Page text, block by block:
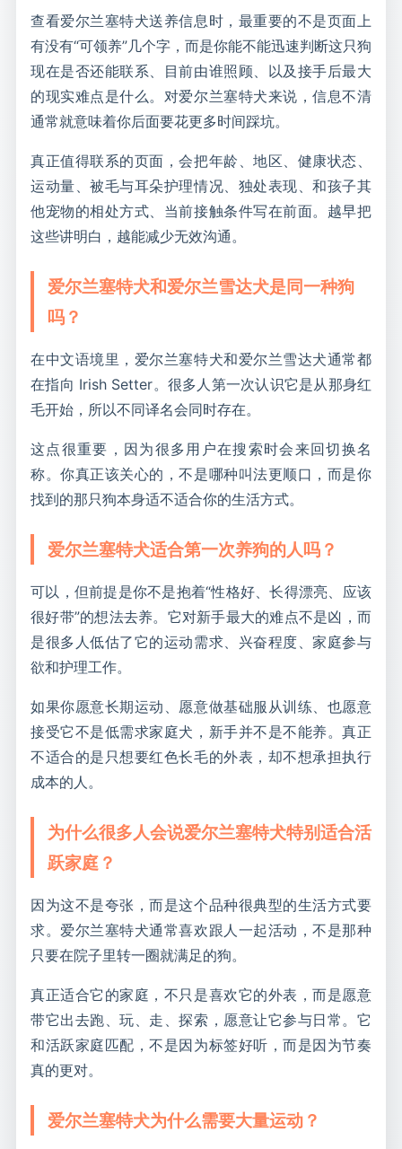
查看爱尔兰塞特犬送养信息时，最重要的不是页面上
有没有“可领养”几个字，而是你能不能迅速判断这只狗
现在是否还能联系、目前由谁照顾、以及接手后最大
的现实难点是什么。对爱尔兰塞特犬来说，信息不清
通常就意味着你后面要花更多时间踩坑。
真正值得联系的页面，会把年龄、地区、健康状态、
运动量、被毛与耳朵护理情况、独处表现、和孩子其
他宠物的相处方式、当前接触条件写在前面。越早把
这些讲明白，越能减少无效沟通。
爱尔兰塞特犬和爱尔兰雪达犬是同一种狗
吗？
在中文语境里，爱尔兰塞特犬和爱尔兰雪达犬通常都
在指向 Irish Setter。很多人第一次认识它是从那身红
毛开始，所以不同译名会同时存在。
这点很重要，因为很多用户在搜索时会来回切换名
称。你真正该关心的，不是哪种叫法更顺口，而是你
找到的那只狗本身适不适合你的生活方式。
爱尔兰塞特犬适合第一次养狗的人吗？
可以，但前提是你不是抱着“性格好、长得漂亮、应该
很好带”的想法去养。它对新手最大的难点不是凶，而
是很多人低估了它的运动需求、兴奋程度、家庭参与
欲和护理工作。
如果你愿意长期运动、愿意做基础服从训练、也愿意
接受它不是低需求家庭犬，新手并不是不能养。真正
不适合的是只想要红色长毛的外表，却不想承担执行
成本的人。
为什么很多人会说爱尔兰塞特犬特别适合活
跃家庭？
因为这不是夸张，而是这个品种很典型的生活方式要
求。爱尔兰塞特犬通常喜欢跟人一起活动，不是那种
只要在院子里转一圈就满足的狗。
真正适合它的家庭，不只是喜欢它的外表，而是愿意
带它出去跑、玩、走、探索，愿意让它参与日常。它
和活跃家庭匹配，不是因为标签好听，而是因为节奏
真的更对。
爱尔兰塞特犬为什么需要大量运动？